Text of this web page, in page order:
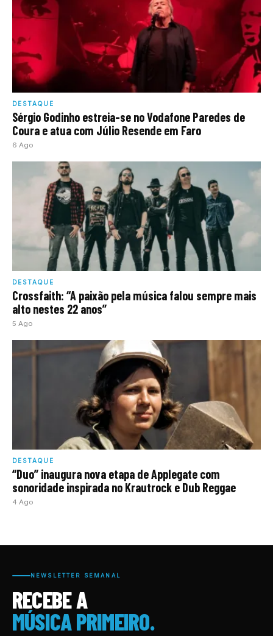
DESTAQUE
Sérgio Godinho estreia-se no Vodafone Paredes de
Coura e atua com Júlio Resende em Faro
6 Ago
DESTAQUE
Crossfaith: “A paixão pela música falou sempre mais
alto nestes 22 anos”
5 Ago
DESTAQUE
“Duo” inaugura nova etapa de Applegate com
sonoridade inspirada no Krautrock e Dub Reggae
4 Ago
NEWSLETTER SEMANAL
RECEBE A
MÚSICA PRIMEIRO.